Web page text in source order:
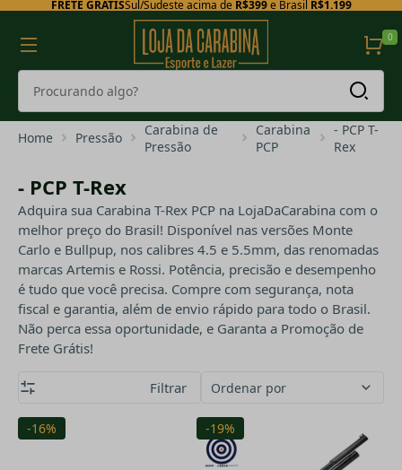
FRETE GRÁTISSul/Sudeste acima de R$399e Brasil R$1.199
0
Home Pressão
Carabina de
Pressão
Carabina
PCP
- PCP T-
Rex
- PCP T-Rex
Adquira sua Carabina T-Rex PCP na LojaDaCarabina com o
melhor preço do Brasil! Disponível nas versões Monte
Carlo e Bullpup, nos calibres 4.5 e 5.5mm, das renomadas
marcas Artemis e Rossi. Potência, precisão e desempenho
é tudo que você precisa. Compre com segurança, nota
fiscal e garantia, além de envio rápido para todo o Brasil.
Não perca essa oportunidade, e Garanta a Promoção de
Frete Grátis!
Filtrar Ordenar por
-16% -19%